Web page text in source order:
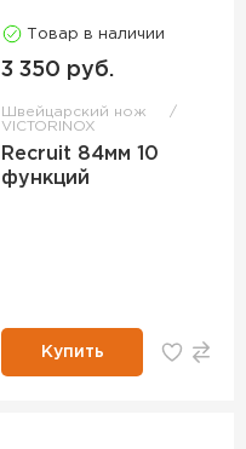
Товар в наличии
3 350 руб.
Швейцарский нож
VICTORINOX
Recruit 84мм 10
функций
Купить